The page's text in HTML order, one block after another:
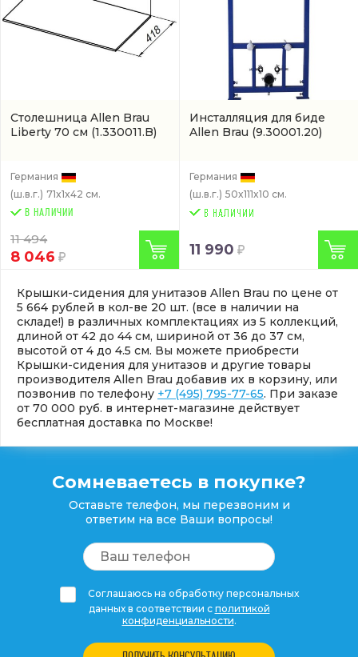
Столешница Allen Brau
Liberty 70 см (1.330011.B)
Германия
(ш.в.г.) 71x1x42 см.
В НАЛИЧИИ
11 494
8 046
Инсталляция для биде
Allen Brau (9.30001.20)
Германия
(ш.в.г.) 50x111x10 см.
11 990
Крышки-сидения для унитазов Allen Brau по цене от
5 664 рублей в кол-ве 20 шт. (все в наличии на
складе!) в различных комплектациях из 5 коллекций,
длиной от 42 до 44 см, шириной от 36 до 37 см,
высотой от 4 до 4.5 см. Вы можете приобрести
Крышки-сидения для унитазов и другие товары
производителя Allen Brau добавив их в корзину, или
позвонив по телефону +7 (495) 795-77-65. При заказе
от 70 000 руб. в интернет-магазине действует
бесплатная доставка по Москве!
Сомневаетесь в покупке?
Оставьте телефон, мы перезвоним и
ответим на все Ваши вопросы!
Соглашаюсь на обработку персональных
данных в соответствии с политикой
конфиденциальности.